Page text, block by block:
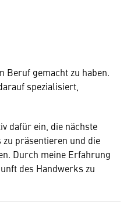
Beruf gemacht zu haben.
spezialisiert,
dafür ein, die nächste
präsentieren und die
Durch meine Erfahrung
des Handwerks zu